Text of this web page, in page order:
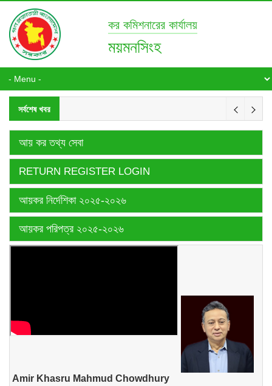
কর কমিশনারের কার্যালয়
ময়মনসিংহ
সর্বশেষ খবর
আয় কর তথ্য সেবা
RETURN REGISTER LOGIN
আয়কর নির্দেশিকা ২০২৫-২০২৬
আয়কর পরিপত্র ২০২৫-২০২৬
Amir Khasru Mahmud Chowdhury